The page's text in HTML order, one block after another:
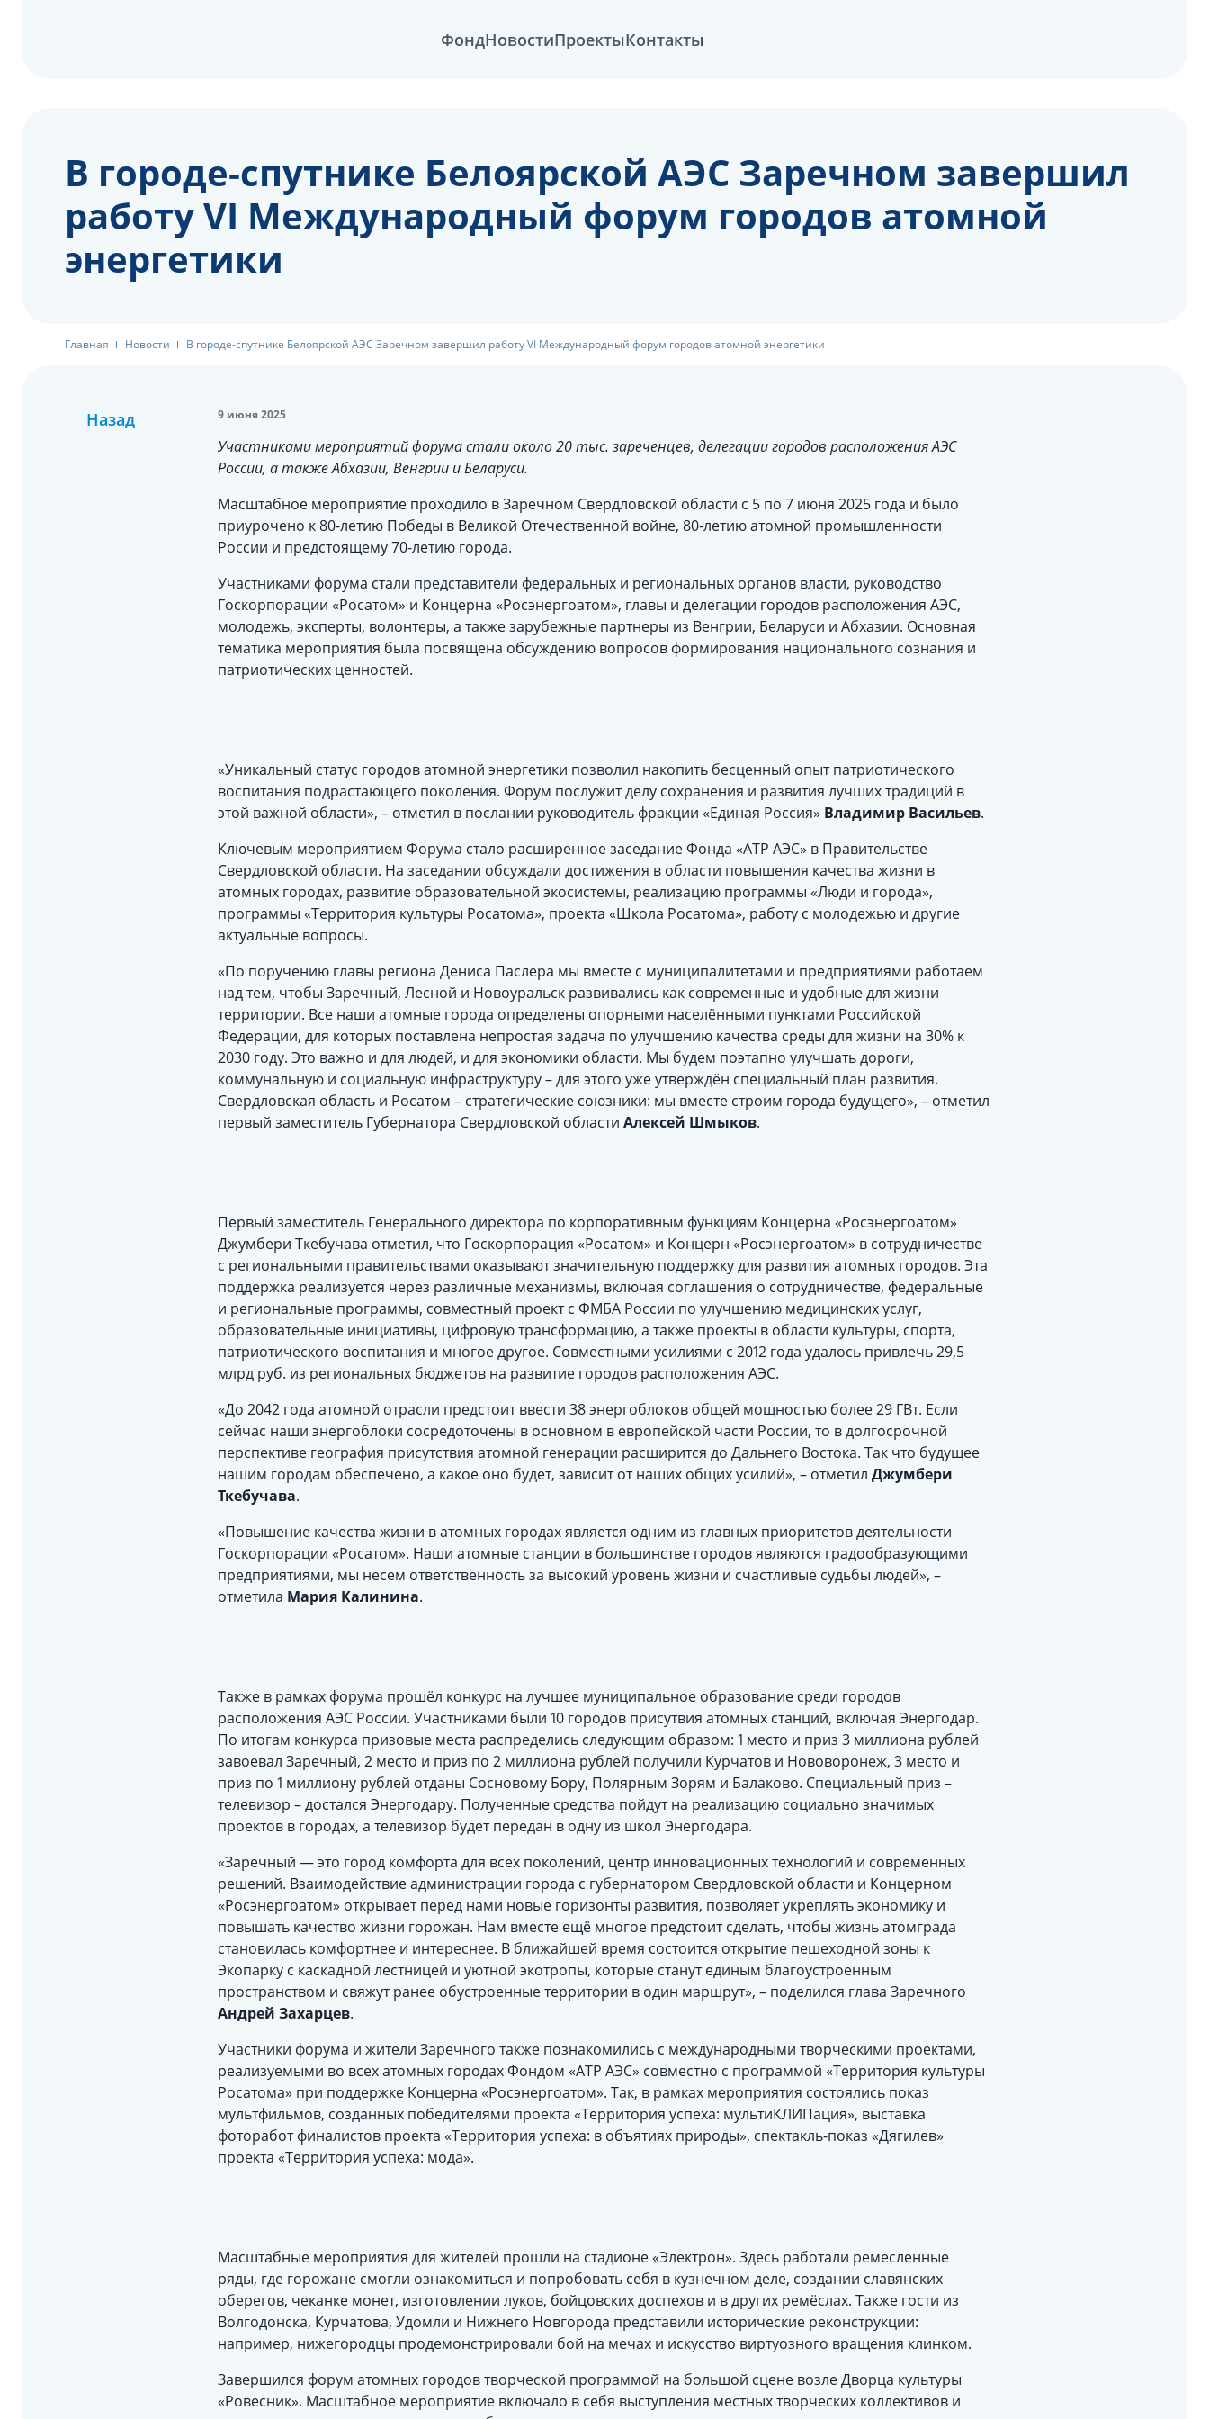
ФондНовостиПроектыКонтакты
В городе-спутнике Белоярской АЭС Заречном завершил
работу VI Международный форум городов атомной
энергетики
Главная Новости В городе-спутнике Белоярской АЭС Заречном завершил работу VI Международный форум городов атомной энергетики
Назад 9 июня 2025
Участниками мероприятий форума стали около 20 тыс. зареченцев, делегации городов расположения АЭС
России, а также Абхазии, Венгрии и Беларуси.
Масштабное мероприятие проходило в Заречном Свердловской области с 5 по 7 июня 2025 года и было
приурочено к 80-летию Победы в Великой Отечественной войне, 80-летию атомной промышленности
России и предстоящему 70-летию города.
Участниками форума стали представители федеральных и региональных органов власти, руководство
Госкорпорации «Росатом» и Концерна «Росэнергоатом», главы и делегации городов расположения АЭС,
молодежь, эксперты, волонтеры, а также зарубежные партнеры из Венгрии, Беларуси и Абхазии. Основная
тематика мероприятия была посвящена обсуждению вопросов формирования национального сознания и
патриотических ценностей.
«Уникальный статус городов атомной энергетики позволил накопить бесценный опыт патриотического
воспитания подрастающего поколения. Форум послужит делу сохранения и развития лучших традиций в
этой важной области», – отметил в послании руководитель фракции «Единая Россия» Владимир Васильев.
Ключевым мероприятием Форума стало расширенное заседание Фонда «АТР АЭС» в Правительстве
Свердловской области. На заседании обсуждали достижения в области повышения качества жизни в
атомных городах, развитие образовательной экосистемы, реализацию программы «Люди и города»,
программы «Территория культуры Росатома», проекта «Школа Росатома», работу с молодежью и другие
актуальные вопросы.
«По поручению главы региона Дениса Паслера мы вместе с муниципалитетами и предприятиями работаем
над тем, чтобы Заречный, Лесной и Новоуральск развивались как современные и удобные для жизни
территории. Все наши атомные города определены опорными населёнными пунктами Российской
Федерации, для которых поставлена непростая задача по улучшению качества среды для жизни на 30% к
2030 году. Это важно и для людей, и для экономики области. Мы будем поэтапно улучшать дороги,
коммунальную и социальную инфраструктуру – для этого уже утверждён специальный план развития.
Свердловская область и Росатом – стратегические союзники: мы вместе строим города будущего», – отметил
первый заместитель Губернатора Свердловской области Алексей Шмыков.
Первый заместитель Генерального директора по корпоративным функциям Концерна «Росэнергоатом»
Джумбери Ткебучава отметил, что Госкорпорация «Росатом» и Концерн «Росэнергоатом» в сотрудничестве
с региональными правительствами оказывают значительную поддержку для развития атомных городов. Эта
поддержка реализуется через различные механизмы, включая соглашения о сотрудничестве, федеральные
и региональные программы, совместный проект с ФМБА России по улучшению медицинских услуг,
образовательные инициативы, цифровую трансформацию, а также проекты в области культуры, спорта,
патриотического воспитания и многое другое. Совместными усилиями с 2012 года удалось привлечь 29,5
млрд руб. из региональных бюджетов на развитие городов расположения АЭС.
«До 2042 года атомной отрасли предстоит ввести 38 энергоблоков общей мощностью более 29 ГВт. Если
сейчас наши энергоблоки сосредоточены в основном в европейской части России, то в долгосрочной
перспективе география присутствия атомной генерации расширится до Дальнего Востока. Так что будущее
нашим городам обеспечено, а какое оно будет, зависит от наших общих усилий», – отметил Джумбери
Ткебучава.
«Повышение качества жизни в атомных городах является одним из главных приоритетов деятельности
Госкорпорации «Росатом». Наши атомные станции в большинстве городов являются градообразующими
предприятиями, мы несем ответственность за высокий уровень жизни и счастливые судьбы людей», –
отметила Мария Калинина.
Также в рамках форума прошёл конкурс на лучшее муниципальное образование среди городов
расположения АЭС России. Участниками были 10 городов присутвия атомных станций, включая Энергодар.
По итогам конкурса призовые места распределись следующим образом: 1 место и приз 3 миллиона рублей
завоевал Заречный, 2 место и приз по 2 миллиона рублей получили Курчатов и Нововоронеж, 3 место и
приз по 1 миллиону рублей отданы Сосновому Бору, Полярным Зорям и Балаково. Специальный приз –
телевизор – достался Энергодару. Полученные средства пойдут на реализацию социально значимых
проектов в городах, а телевизор будет передан в одну из школ Энергодара.
«Заречный — это город комфорта для всех поколений, центр инновационных технологий и современных
решений. Взаимодействие администрации города с губернатором Свердловской области и Концерном
«Росэнергоатом» открывает перед нами новые горизонты развития, позволяет укреплять экономику и
повышать качество жизни горожан. Нам вместе ещё многое предстоит сделать, чтобы жизнь атомграда
становилась комфортнее и интереснее. В ближайшей время состоится открытие пешеходной зоны к
Экопарку с каскадной лестницей и уютной экотропы, которые станут единым благоустроенным
пространством и свяжут ранее обустроенные территории в один маршрут», – поделился глава Заречного
Андрей Захарцев.
Участники форума и жители Заречного также познакомились с международными творческими проектами,
реализуемыми во всех атомных городах Фондом «АТР АЭС» совместно с программой «Территория культуры
Росатома» при поддержке Концерна «Росэнергоатом». Так, в рамках мероприятия состоялись показ
мультфильмов, созданных победителями проекта «Территория успеха: мультиКЛИПация», выставка
фоторабот финалистов проекта «Территория успеха: в объятиях природы», спектакль-показ «Дягилев»
проекта «Территория успеха: мода».
Масштабные мероприятия для жителей прошли на стадионе «Электрон». Здесь работали ремесленные
ряды, где горожане смогли ознакомиться и попробовать себя в кузнечном деле, создании славянских
оберегов, чеканке монет, изготовлении луков, бойцовских доспехов и в других ремёслах. Также гости из
Волгодонска, Курчатова, Удомли и Нижнего Новгорода представили исторические реконструкции:
например, нижегородцы продемонстрировали бой на мечах и искусство виртуозного вращения клинком.
Завершился форум атомных городов творческой программой на большой сцене возле Дворца культуры
«Ровесник». Масштабное мероприятие включало в себя выступления местных творческих коллективов и